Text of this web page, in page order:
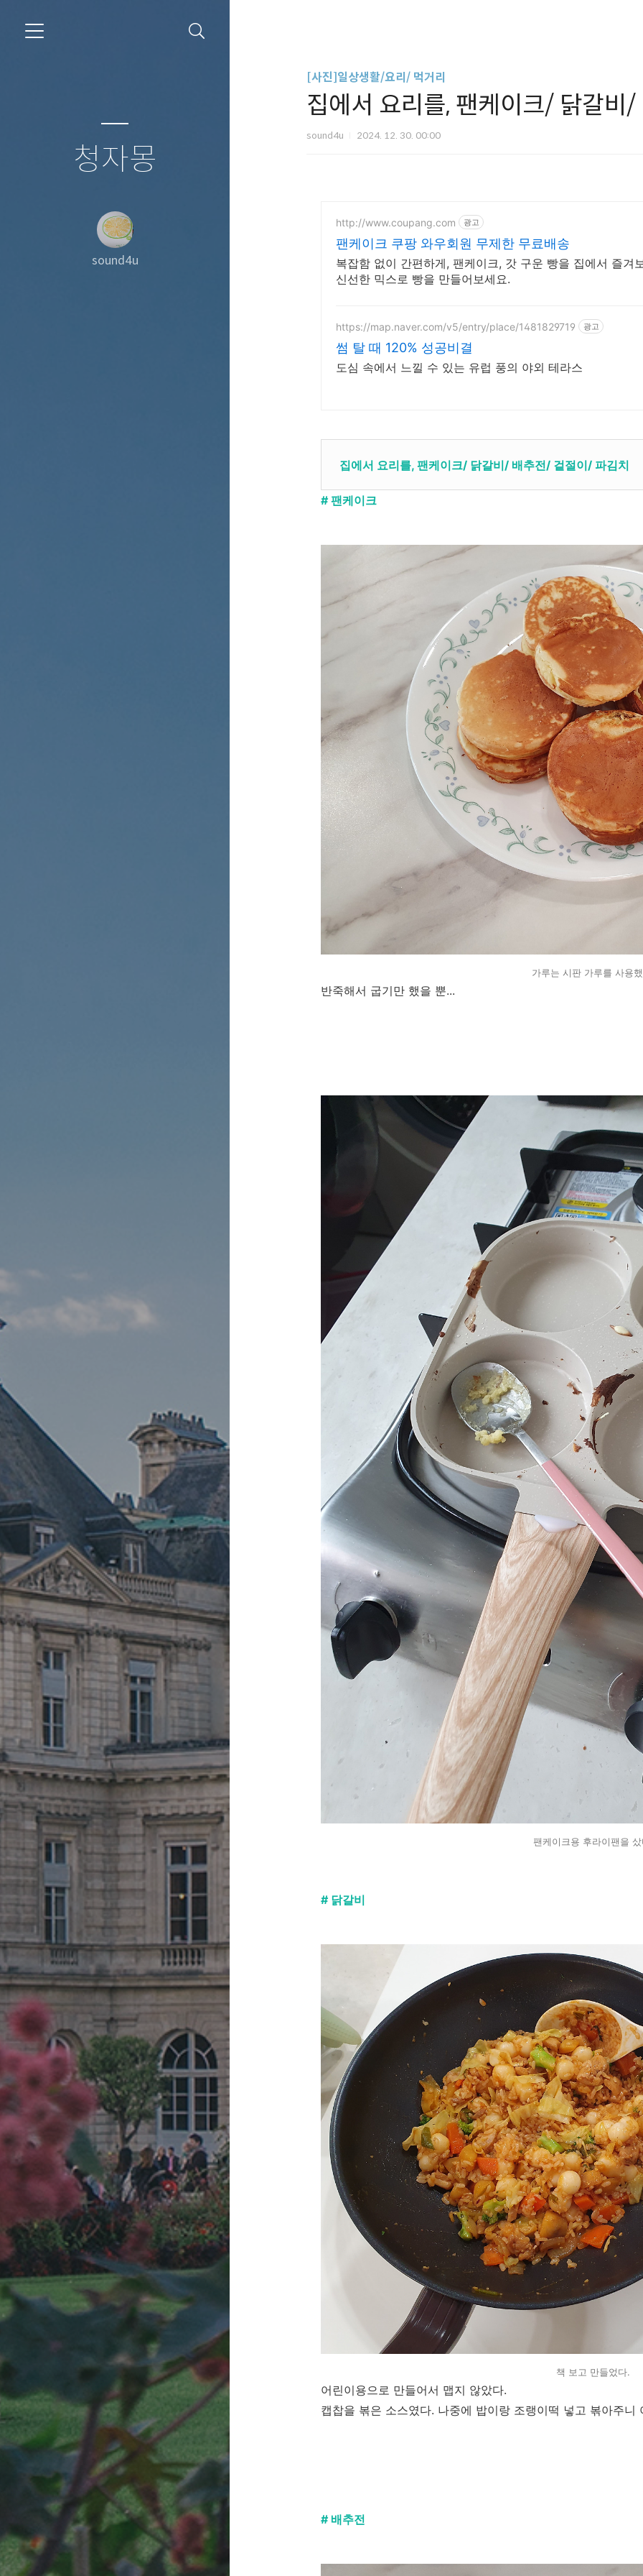
청자몽
sound4u
[사진]일상생활/요리/ 먹거리
집에서 요리를, 팬케이크/ 닭갈
sound4u 2024. 12. 30. 00:00
http://www.coupang.com 광고
팬케이크 쿠팡 와우회원 무제한 무료배송
복잡함 없이 간편하게, 팬케이크, 갓 구운 빵을 집에서 즐겨
신선한 믹스로 빵을 만들어보세요.
https://map.naver.com/v5/entry/place/1481829719 광고
썸 탈 때 120% 성공비결
도심 속에서 느낄 수 있는 유럽 풍의 야외 테라스
집에서 요리를, 팬케이크/ 닭갈비/ 배추전/ 겉절이/ 파김치
# 팬케이크
가루는 시판 가루를 사용
반죽해서 굽기만 했을 뿐...
팬케이크용 후라이팬을
# 닭갈비
책 보고 만들었다.
어린이용으로 만들어서 맵지 않았다.
캡찹을 볶은 소스였다. 나중에 밥이랑 조랭이떡 넣고 볶아주니
# 배추전